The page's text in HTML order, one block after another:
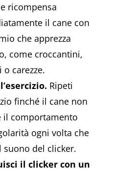
ricompensa
il cane con
che apprezza
come croccantini,
o carezze.
Ripeti
finché il cane non
il comportamento
ogni volta che
suono del clicker.
il clicker con un